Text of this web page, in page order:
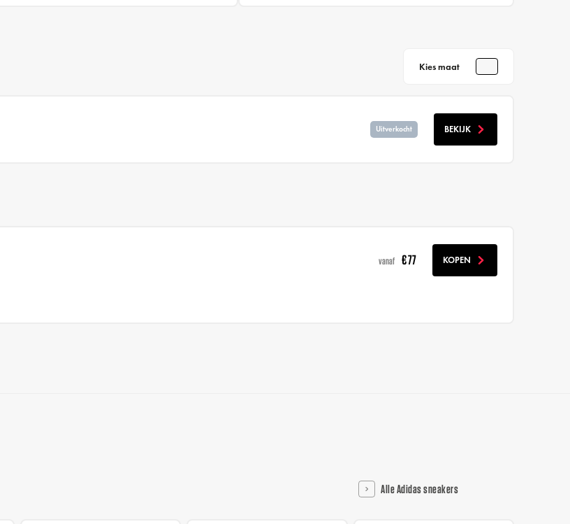
Kies maat
Uitverkocht BEKIJK
vanaf € 77 KOPEN
Alle Adidas sneakers